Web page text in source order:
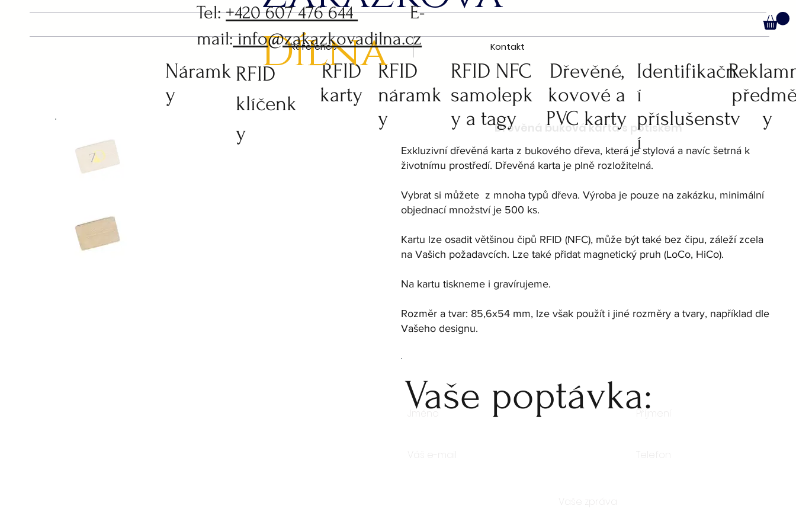
RFID
klíčenk
y
Náramk
y
RFID
karty
RFID
náramk
y
Dřevěné,
kovové a
PVC karty
Identifikačn
í
příslušenstv
í
y
RFID NFC
samolepk
y a tagy
Reference Kontakt
Dílna
Exkluzivní dřevěná karta z bukového dřeva, která je stylová a navíc šetrná k
životnímu prostředí. Dřevěná karta je plně rozložitelná.
Vybrat si můžete z mnoha typů dřeva. Výroba je pouze na zakázku, minimální
objednací množství je 500 ks.
Kartu lze osadit většinou čipů RFID (NFC), může být také bez čipu, záleží zcela
na Vašich požadavcích. Lze také přidat magnetický pruh (LoCo, HiCo).
Na kartu tiskneme i gravírujeme.
Rozměr a tvar: 85,6x54 mm, lze však použít i jiné rozměry a tvary, například dle
Vašeho designu.
Vaše poptávka:
Tel:+420 607 476 644E-
mail:info@zakazkovadilna.cz